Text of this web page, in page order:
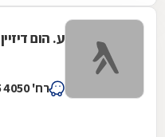
ע. הום דיזיין
רח' 4050 5, נצרת